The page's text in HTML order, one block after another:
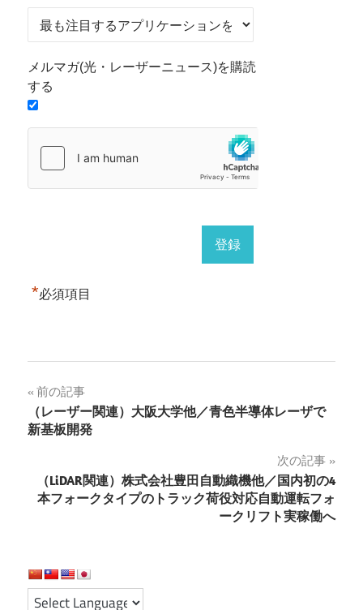
メルマガ(光・レーザーニュース)を購読
する
*必須項目
投
稿
ビ
シ
前の記事
（レーザー関連）大阪大学他／青色半導体レーザで
新基板開発
次の記事
（LiDAR関連）株式会社豊田自動織機他／国内初の4
本フォークタイプのトラック荷役対応自動運転フォ
ークリフト実稼働へ